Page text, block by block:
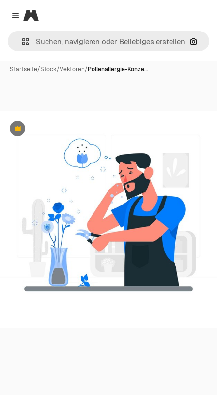
Close menu
Magnific
Nach
Startseite/Stock/Vektoren/Pollenallergie-Konze…
Premium